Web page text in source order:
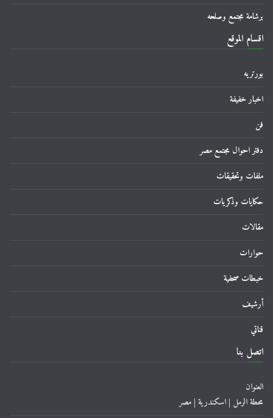
برشامة مجتمع وصلحه
اقسام الموقع
بورتريه
اخبار خفيفة
فن
دفتر احوال مجتمع مصر
ملفات وتحقيقات
حكايات وذكريات
مقالات
حوارات
خبطات صحفية
أرشيف
قناتي
اتصل بنا
العنوان
محطة الرمل | اسكندرية | مصر